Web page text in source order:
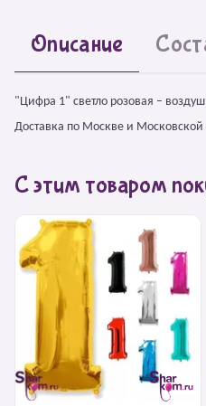
Описание
"Цифра 1" светло розовая –
Доставка по Москве и Московской
С этим товаром